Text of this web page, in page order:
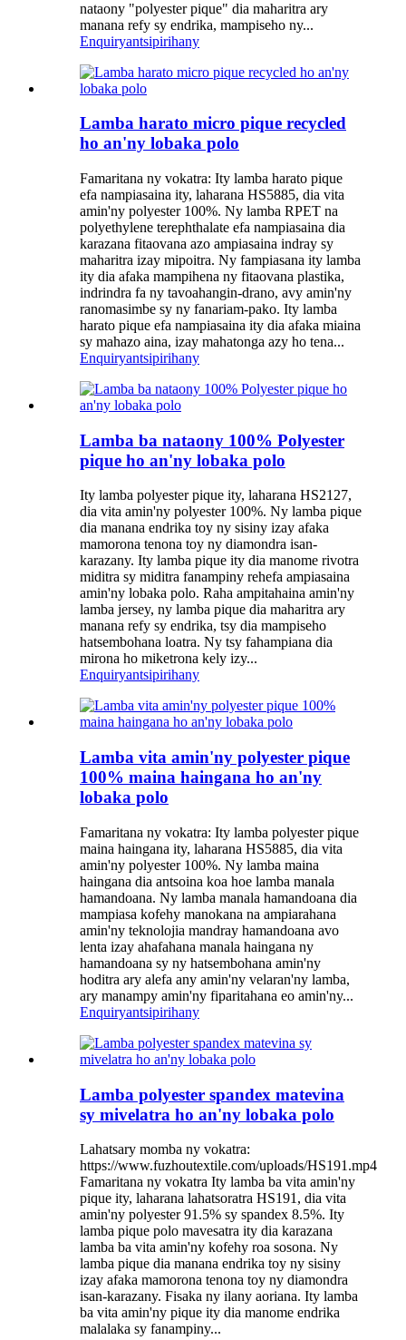
nataony "polyester pique" dia maharitra ary
manana refy sy endrika, mampiseho ny...
Enquiryantsipirihany
Lamba harato micro pique recycled
ho an'ny lobaka polo
Famaritana ny vokatra: Ity lamba harato pique
efa nampiasaina ity, laharana HS5885, dia vita
amin'ny polyester 100%. Ny lamba RPET na
polyethylene terephthalate efa nampiasaina dia
karazana fitaovana azo ampiasaina indray sy
maharitra izay mipoitra. Ny fampiasana ity lamba
ity dia afaka mampihena ny fitaovana plastika,
indrindra fa ny tavoahangin-drano, avy amin'ny
ranomasimbe sy ny fanariam-pako. Ity lamba
harato pique efa nampiasaina ity dia afaka miaina
sy mahazo aina, izay mahatonga azy ho tena...
Enquiryantsipirihany
Lamba ba nataony 100% Polyester
pique ho an'ny lobaka polo
Ity lamba polyester pique ity, laharana HS2127,
dia vita amin'ny polyester 100%. Ny lamba pique
dia manana endrika toy ny sisiny izay afaka
mamorona tenona toy ny diamondra isan-
karazany. Ity lamba pique ity dia manome rivotra
miditra sy miditra fanampiny rehefa ampiasaina
amin'ny lobaka polo. Raha ampitahaina amin'ny
lamba jersey, ny lamba pique dia maharitra ary
manana refy sy endrika, tsy dia mampiseho
hatsembohana loatra. Ny tsy fahampiana dia
mirona ho miketrona kely izy...
Enquiryantsipirihany
Lamba vita amin'ny polyester pique
100% maina haingana ho an'ny
lobaka polo
Famaritana ny vokatra: Ity lamba polyester pique
maina haingana ity, laharana HS5885, dia vita
amin'ny polyester 100%. Ny lamba maina
haingana dia antsoina koa hoe lamba manala
hamandoana. Ny lamba manala hamandoana dia
mampiasa kofehy manokana na ampiarahana
amin'ny teknolojia mandray hamandoana avo
lenta izay ahafahana manala haingana ny
hamandoana sy ny hatsembohana amin'ny
hoditra ary alefa any amin'ny velaran'ny lamba,
ary manampy amin'ny fiparitahana eo amin'ny...
Enquiryantsipirihany
Lamba polyester spandex matevina
sy mivelatra ho an'ny lobaka polo
Lahatsary momba ny vokatra:
https://www.fuzhoutextile.com/uploads/HS191.mp4
Famaritana ny vokatra Ity lamba ba vita amin'ny
pique ity, laharana lahatsoratra HS191, dia vita
amin'ny polyester 91.5% sy spandex 8.5%. Ity
lamba pique polo mavesatra ity dia karazana
lamba ba vita amin'ny kofehy roa sosona. Ny
lamba pique dia manana endrika toy ny sisiny
izay afaka mamorona tenona toy ny diamondra
isan-karazany. Fisaka ny ilany aoriana. Ity lamba
ba vita amin'ny pique ity dia manome endrika
malalaka sy fanampiny...